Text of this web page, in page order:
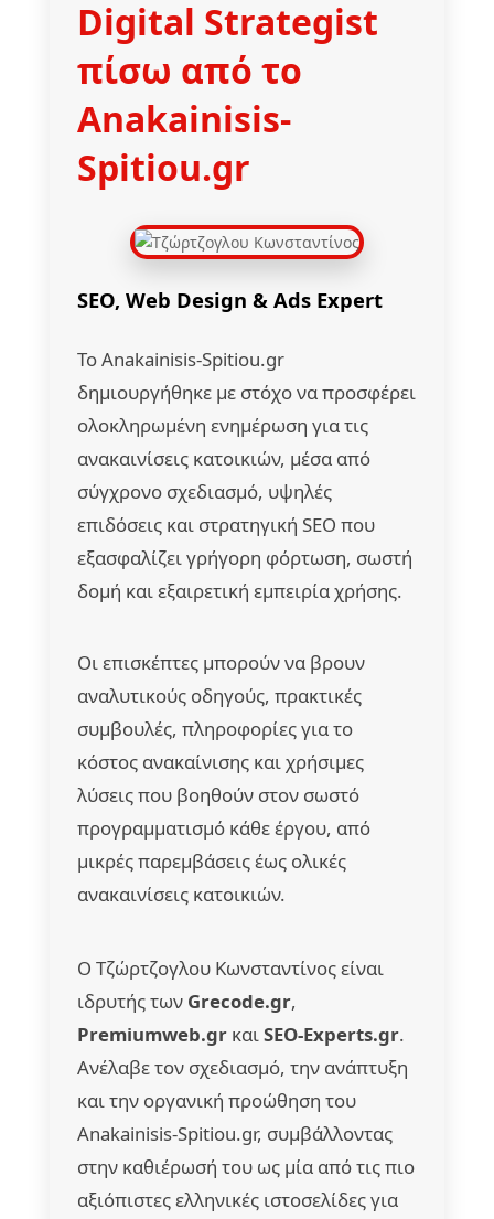
Digital Strategist
πίσω από το
Anakainisis-
Spitiou.gr
SEO, Web Design & Ads Expert
Το Anakainisis-Spitiou.gr
δημιουργήθηκε με στόχο να προσφέρει
ολοκληρωμένη ενημέρωση για τις
ανακαινίσεις κατοικιών, μέσα από
σύγχρονο σχεδιασμό, υψηλές
επιδόσεις και στρατηγική SEO που
εξασφαλίζει γρήγορη φόρτωση, σωστή
δομή και εξαιρετική εμπειρία χρήσης.
Οι επισκέπτες μπορούν να βρουν
αναλυτικούς οδηγούς, πρακτικές
συμβουλές, πληροφορίες για το
κόστος ανακαίνισης και χρήσιμες
λύσεις που βοηθούν στον σωστό
προγραμματισμό κάθε έργου, από
μικρές παρεμβάσεις έως ολικές
ανακαινίσεις κατοικιών.
Ο Τζώρτζογλου Κωνσταντίνος είναι
ιδρυτής των Grecode.gr,
Premiumweb.grκαιSEO-Experts.gr.
Ανέλαβε τον σχεδιασμό, την ανάπτυξη
και την οργανική προώθηση του
Anakainisis-Spitiou.gr, συμβάλλοντας
στην καθιέρωσή του ως μία από τις πιο
αξιόπιστες ελληνικές ιστοσελίδες για